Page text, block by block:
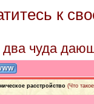
к
два чуда
расстройство (Что